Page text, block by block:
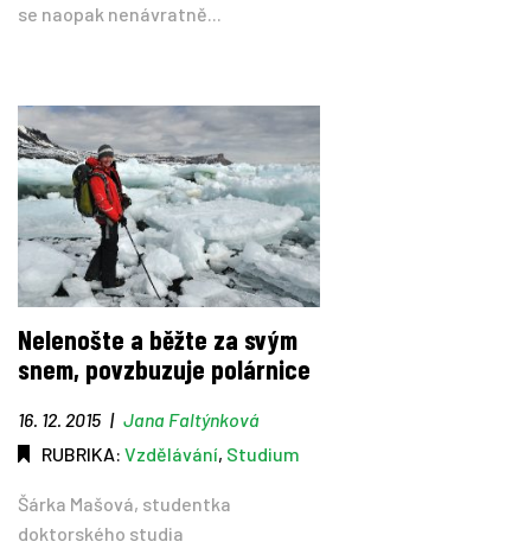
se naopak nenávratně...
Nelenošte a běžte za svým
snem, povzbuzuje polárnice
16. 12. 2015 | Jana Faltýnková
RUBRIKA: Vzdělávání, Studium
Šárka Mašová, studentka
doktorského studia